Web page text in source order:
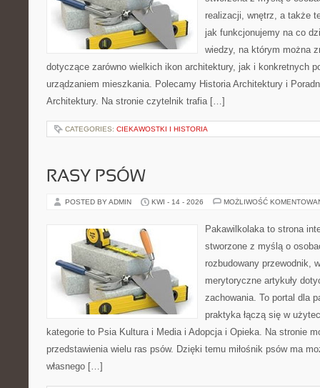
realizacji, wnętrz, a także
jak funkcjonujemy na co
wiedzy, na którym można
dotyczące zarówno wielkich ikon architektury, jak i konkretnych
urządzaniem mieszkania. Polecamy Historia Architektury i
Architektury. Na stronie czytelnik trafia […]
CATEGORIES: CIEKAWOSTKI I HISTORIA
RASY PSÓW
POSTED BY ADMIN KWI - 14 - 2026 MOŻLIWOŚĆ
Pakawilkolaka to strona
stworzone z myślą o
rozbudowany przewodnik,
merytoryczne artykuły
zachowania. To portal dla
praktyka łączą się w
kategorie to Psia Kultura i Media i Adopcja i Opieka. Na stronie
przedstawienia wielu ras psów. Dzięki temu miłośnik psów ma
własnego […]